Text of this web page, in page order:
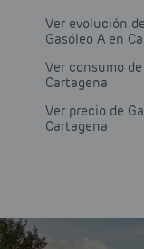
Ver evolución
Gasóleo A en
Ver consumo
Cartagena
Ver precio de
Cartagena